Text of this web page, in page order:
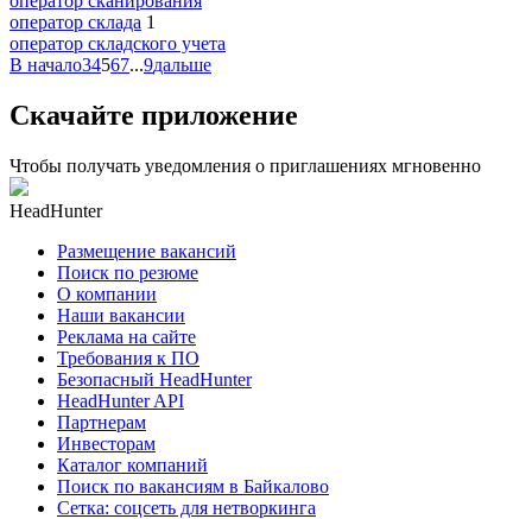
оператор склада 1
оператор складского учета
В начало34567...9дальше
Скачайте приложение
Чтобы получать уведомления о приглашениях мгновенно
HeadHunter
Размещение вакансий
Поиск по резюме
О компании
Наши вакансии
Реклама на сайте
Требования к ПО
Безопасный HeadHunter
HeadHunter API
Партнерам
Инвесторам
Каталог компаний
Поиск по вакансиям в Байкалово
Сетка: соцсеть для нетворкинга